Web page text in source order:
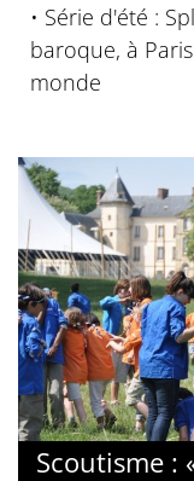
• Série d'été :
baroque, à
monde
Scoutisme :